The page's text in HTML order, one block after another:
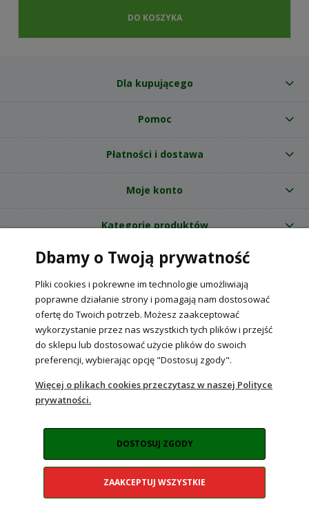
DO KOSZYKA
Dla kupującego
Pomoc
Płatności i dostawa
Moje konto
Kategorie produktów
O nas
Internetowy sklep ogrodniczy z nasionami RajOgrodnika.pl
NIP: 6090037061, REGON: 260240470 | Czarnca, ul. Tęczowa 31, 29-100
Włoszczowa
POKAŻ PEŁNĄ WERSJĘ STRONY
Sklep internetowy Shoper Premium
NahoMedia.com
Dbamy o Twoją prywatność
Pliki cookies i pokrewne im technologie umożliwiają
poprawne działanie strony i pomagają nam dostosować
ofertę do Twoich potrzeb. Możesz zaakceptować
wykorzystanie przez nas wszystkich tych plików i przejść
do sklepu lub dostosować użycie plików do swoich
preferencji, wybierając opcję "Dostosuj zgody".
Więcej o plikach cookies przeczytasz w naszej Polityce
prywatności.
DOSTOSUJ ZGODY
ZAAKCEPTUJ WSZYSTKIE